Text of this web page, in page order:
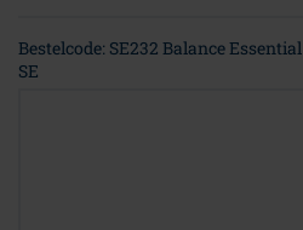
Bestelcode: SE232 Balance Essential
SE